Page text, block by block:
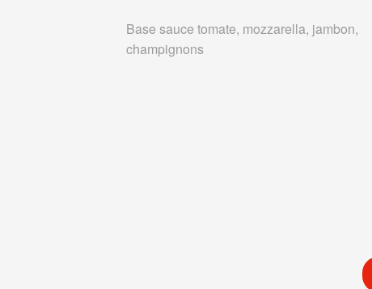
Base sauce tomate, mozzarella, jambon,
champignons